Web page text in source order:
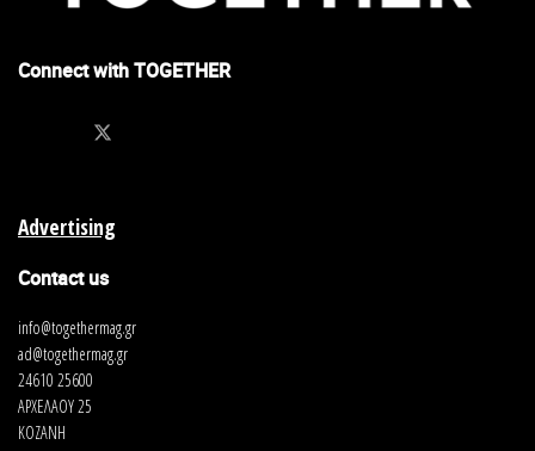
Connect with TOGETHER
Advertising
Contact us
info@togethermag.gr
ad@togethermag.gr
24610 25600
ΑΡΧΕΛΑΟΥ 25
ΚΟΖΑΝΗ